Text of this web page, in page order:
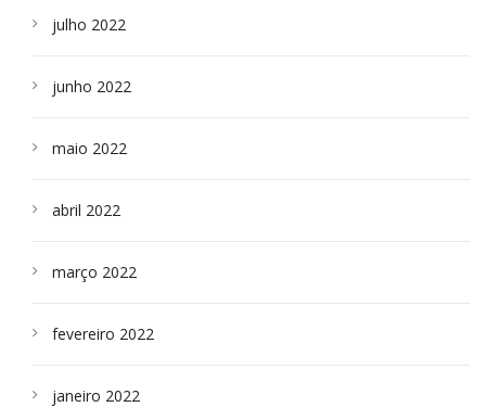
julho 2022
junho 2022
maio 2022
abril 2022
março 2022
fevereiro 2022
janeiro 2022